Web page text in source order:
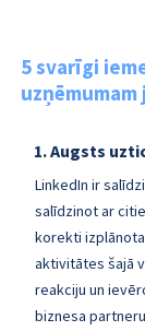
5 svarīgi
1. Augsts
LinkedIn ir
salīdzinot ar
korekti
aktivitātes šajā
reakciju un
biznesa